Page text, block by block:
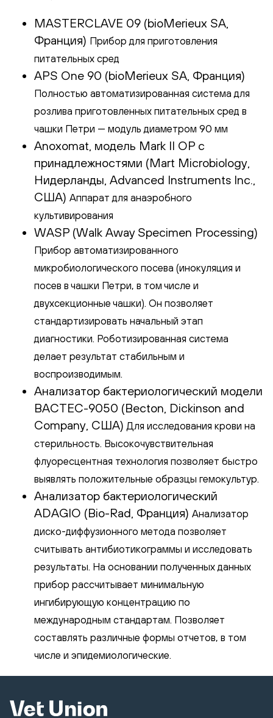
MASTERCLAVE 09 (bioMerieux SA,
Франция) Прибор для приготовления
питательных сред
APS One 90 (bioMerieux SA, Франция)
Полностью автоматизированная система для
розлива приготовленных питательных сред в
чашки Петри — модуль диаметром 90 мм
Anoxomat, модель Mark II OP с
принадлежностями (Mart Microbiology,
Нидерланды, Advanced Instruments Inc.,
США) Аппарат для анаэробного
культивирования
WASP (Walk Away Specimen Processing)
Прибор автоматизированного
микробиологического посева (инокуляция и
посев в чашки Петри, в том числе и
двухсекционные чашки). Он позволяет
стандартизировать начальный этап
диагностики. Роботизированная система
делает результат стабильным и
воспроизводимым.
Анализатор бактериологический модели
BACTEC-9050 (Becton, Dickinson and
Company, США) Для исследования крови на
стерильность. Высокочувствительная
флуоресцентная технология позволяет быстро
выявлять положительные образцы гемокультур.
Анализатор бактериологический
ADAGIO (Bio-Rad, Франция) Анализатор
диско-диффузионного метода позволяет
считывать антибиотикограммы и исследовать
результаты. На основании полученных данных
прибор рассчитывает минимальную
ингибирующую концентрацию по
международным стандартам. Позволяет
составлять различные формы отчетов, в том
числе и эпидемиологические.